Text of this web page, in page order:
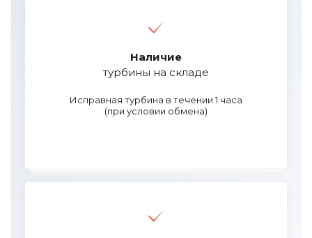
Наличие
турбины на складе
Исправная турбина в течении 1 часа
(при условии обмена)